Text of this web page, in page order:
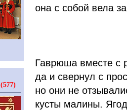
она с собой вела
Гаврюша вместе с
да и свернул с
но они не
кусты малины.
(577)